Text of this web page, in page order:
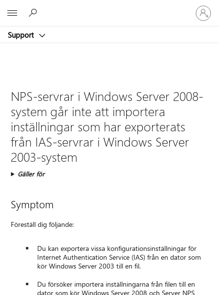
Support
Logga
in
på
konto
NPS-servrar i Windows Server 2008-
system går inte att importera
inställningar som har exporterats
från IAS-servrar i Windows Server
2003-system
Gäller för
Symptom
Föreställ dig följande:
Du kan exportera vissa konfigurationsinställningar för
Internet Authentication Service (IAS) från en dator som
kör Windows Server 2003 till en fil.
Du försöker importera inställningarna från filen till en
dator som kör Windows Server 2008 och Server NPS